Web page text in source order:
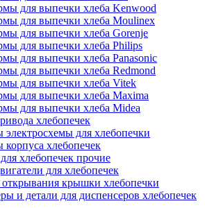
для выпечки хлеба Kenwood
для выпечки хлеба Moulinex
для выпечки хлеба Gorenje
для выпечки хлеба Philips
для выпечки хлеба Panasonic
для выпечки хлеба Redmond
для выпечки хлеба Vitek
для выпечки хлеба Maxima
для выпечки хлеба Midea
хлебопечек
для хлебопечки
хлебопечек
хлебопечек прочие
для хлебопечек
крышки хлебопечки
и детали для диспенсеров хлебопечек